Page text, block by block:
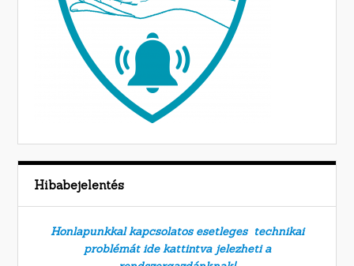
Hibabejelentés
Honlapunkkal kapcsolatos esetleges technikai
problémát ide kattintva jelezheti a